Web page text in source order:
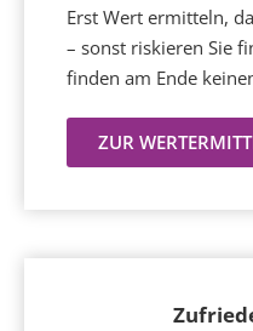
Erst Wert ermitteln,
– sonst riskieren Sie
finden am Ende
ZUR